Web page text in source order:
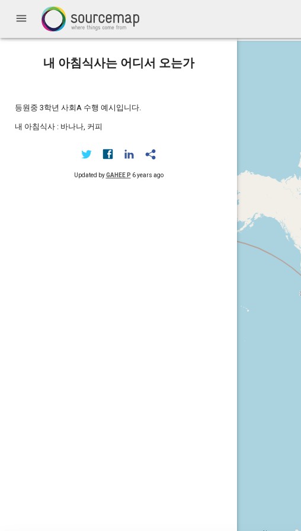
menu
내 아침식사는 어디서 오는가
등원중 3학년 사회A 수행 예시입니다.
내 아침식사 : 바나나, 커피
Updated byGAHEE P 6 years ago